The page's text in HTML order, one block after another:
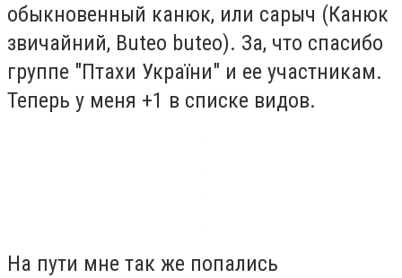
обыкновенный канюк, или сарыч (Канюк
звичайний, Buteo buteo). За, что спасибо
группе "Птахи України" и ее участникам.
Теперь у меня +1 в списке видов.
На пути мне так же попались